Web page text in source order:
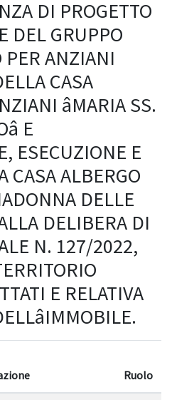
DI PROGETTO
DEL GRUPPO
PER ANZIANI
CASA
âMARIA SS.
E
ESECUZIONE E
CASA ALBERGO
DELLE
DELIBERA DI
N. 127/2022,
E RELATIVA
Ruolo